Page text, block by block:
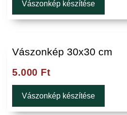
Vászonkép készítése
Vászonkép 30x30 cm
5.000 Ft
Vászonkép készítése